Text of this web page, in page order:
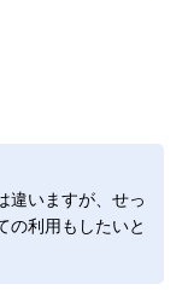
違いますが、せっ
の利用もしたいと